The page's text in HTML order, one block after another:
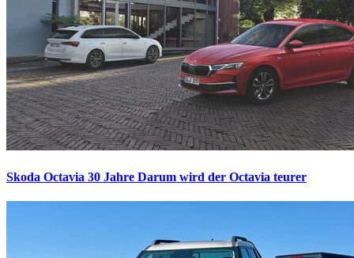
Skoda Octavia 30 Jahre Darum wird der Octavia teurer